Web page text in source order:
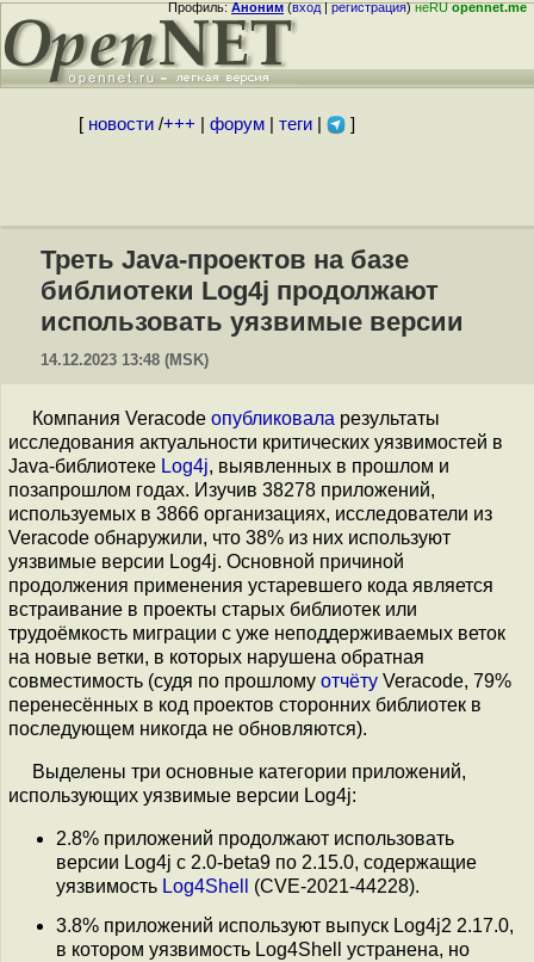
Профиль:Аноним(вход|регистрация)неRUopennet.me
[ новости/+++ форум| теги| ]
Треть Java-проектов на базе
библиотеки Log4j продолжают
использовать уязвимые версии
14.12.2023 13:48 (MSK)
Компания Veracode опубликовала результаты
исследования актуальности критических уязвимостей в
Java-библиотеке Log4j, выявленных в прошлом и
позапрошлом годах. Изучив 38278 приложений,
используемых в 3866 организациях, исследователи из
Veracode обнаружили, что 38% из них используют
уязвимые версии Log4j. Основной причиной
продолжения применения устаревшего кода является
встраивание в проекты старых библиотек или
трудоёмкость миграции с уже неподдерживаемых веток
на новые ветки, в которых нарушена обратная
совместимость (судя по прошлому отчёту Veracode, 79%
перенесённых в код проектов сторонних библиотек в
последующем никогда не обновляются).
Выделены три основные категории приложений,
использующих уязвимые версии Log4j:
2.8% приложений продолжают использовать
версии Log4j с 2.0-beta9 по 2.15.0, содержащие
уязвимость Log4Shell
(CVE-2021-44228).
3.8% приложений используют выпуск Log4j2 2.17.0,
в котором уязвимость Log4Shell устранена, но